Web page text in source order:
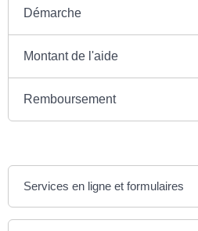
Démarche
Montant de l'aide
Remboursement
Services en ligne et formulaires